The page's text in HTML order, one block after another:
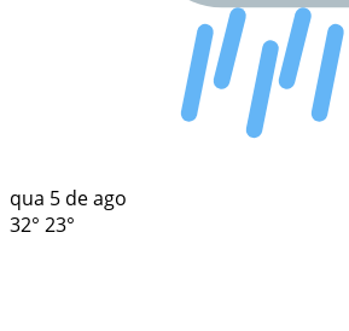
qua 5 de ago
32° 23°